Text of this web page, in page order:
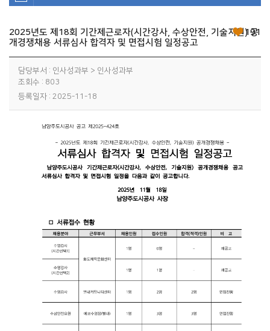
2025년도 제18회 기간제근로자(시간강사, 수상안전, 기술지원) 공
개경쟁채용 서류심사 합격자 및 면접시험 일정공고
191
담당부서 : 인사성과부 > 인사성과부
조회수 : 803
등록일자 : 2025-11-18